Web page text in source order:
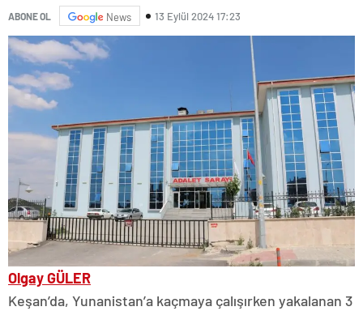
ABONE OL News 13 Eylül 2024 17:23
Olgay GÜLER
Keşan’da, Yunanistan’a kaçmaya çalışırken yakalanan 3